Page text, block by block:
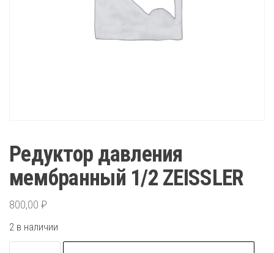
Редуктор давления
мембранный 1/2 ZEISSLER
800,00 ₽
2 в наличии